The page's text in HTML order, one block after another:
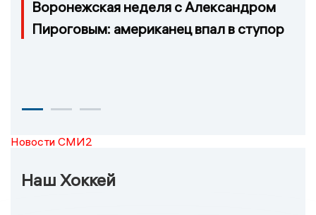
Воронежская неделя с Александром
Пироговым: американец впал в ступор
Новости СМИ2
Наш Хоккей